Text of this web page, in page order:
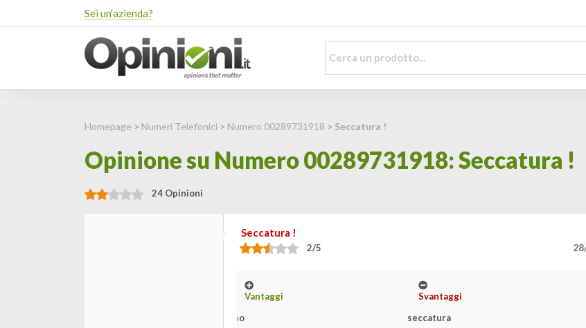
Sei un'azienda?
Homepage > Numeri Telefonici > Numero 00289731918 > Seccatura !
Opinione su Numero 00289731918: Seccatura !
24 Opinioni
Seccatura !
2/5
Vantaggi
no
Svantaggi
seccatura